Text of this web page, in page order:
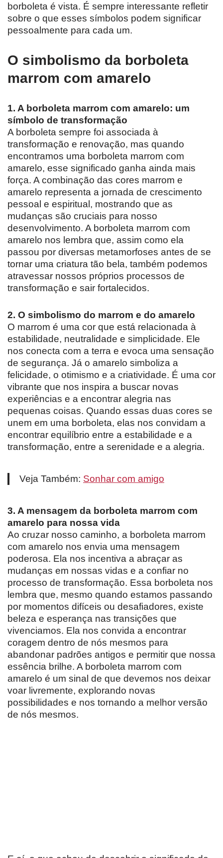
borboleta é vista. É sempre interessante refletir
sobre o que esses símbolos podem significar
pessoalmente para cada um.
O simbolismo da borboleta
marrom com amarelo
1. A borboleta marrom com amarelo: um
símbolo de transformação
A borboleta sempre foi associada à
transformação e renovação, mas quando
encontramos uma borboleta marrom com
amarelo, esse significado ganha ainda mais
força. A combinação das cores marrom e
amarelo representa a jornada de crescimento
pessoal e espiritual, mostrando que as
mudanças são cruciais para nosso
desenvolvimento. A borboleta marrom com
amarelo nos lembra que, assim como ela
passou por diversas metamorfoses antes de se
tornar uma criatura tão bela, também podemos
atravessar nossos próprios processos de
transformação e sair fortalecidos.
2. O simbolismo do marrom e do amarelo
O marrom é uma cor que está relacionada à
estabilidade, neutralidade e simplicidade. Ele
nos conecta com a terra e evoca uma sensação
de segurança. Já o amarelo simboliza a
felicidade, o otimismo e a criatividade. É uma cor
vibrante que nos inspira a buscar novas
experiências e a encontrar alegria nas
pequenas coisas. Quando essas duas cores se
unem em uma borboleta, elas nos convidam a
encontrar equilíbrio entre a estabilidade e a
transformação, entre a serenidade e a alegria.
Veja Também: Sonhar com amigo
3. A mensagem da borboleta marrom com
amarelo para nossa vida
Ao cruzar nosso caminho, a borboleta marrom
com amarelo nos envia uma mensagem
poderosa. Ela nos incentiva a abraçar as
mudanças em nossas vidas e a confiar no
processo de transformação. Essa borboleta nos
lembra que, mesmo quando estamos passando
por momentos difíceis ou desafiadores, existe
beleza e esperança nas transições que
vivenciamos. Ela nos convida a encontrar
coragem dentro de nós mesmos para
abandonar padrões antigos e permitir que nossa
essência brilhe. A borboleta marrom com
amarelo é um sinal de que devemos nos deixar
voar livremente, explorando novas
possibilidades e nos tornando a melhor versão
de nós mesmos.